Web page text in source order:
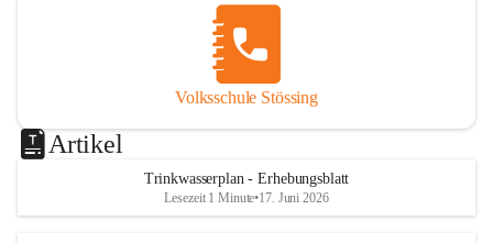
Volksschule Stössing
Artikel
Trinkwasserplan - Erhebungsblatt
Lesezeit 1 Minute•17. Juni 2026